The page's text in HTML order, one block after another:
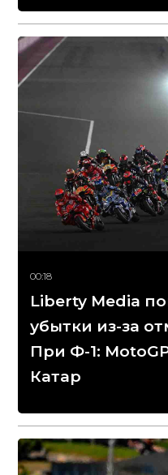
00:18
Liberty Media
убытки из-за
При Ф-1:
Катар